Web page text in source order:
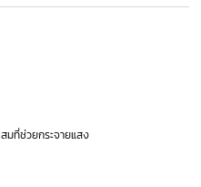
มที่ช่วยกระจายแสง